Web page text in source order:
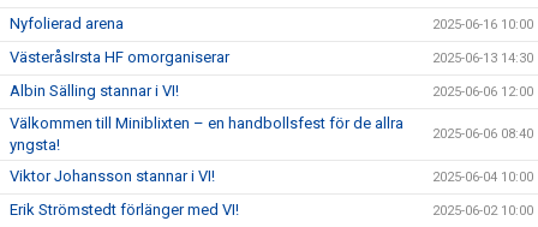
Nyfolierad arena 2025-06-16 10:00
VästeråsIrsta HF omorganiserar 2025-06-13 14:30
Albin Sälling stannar i VI! 2025-06-06 12:00
Välkommen till Miniblixten – en handbollsfest för de allra
yngsta!
2025-06-06 08:40
Viktor Johansson stannar i VI! 2025-06-04 10:00
Erik Strömstedt förlänger med VI! 2025-06-02 10:00